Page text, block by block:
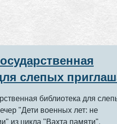
слепых
"Дети военных
истории" из цикла